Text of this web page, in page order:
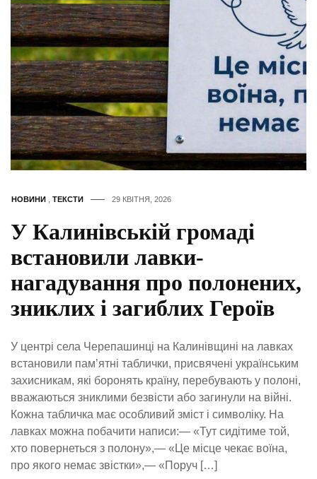
НОВИНИ ТЕКСТИ 29 КВІТНЯ, 2026
У Калинівській громаді
встановили лавки-
нагадування про полонених,
зниклих і загиблих Героїв
У центрі села Черепашинці на Калинівщині на лавках
встановили пам’ятні таблички, присвячені українським
захисникам, які боронять країну, перебувають у полоні,
вважаються зниклими безвісти або загинули на війні.
Кожна табличка має особливий зміст і символіку. На
лавках можна побачити написи:— «Тут сидітиме той,
хто повернеться з полону»,— «Це місце чекає воїна,
про якого немає звістки»,— «Поруч […]